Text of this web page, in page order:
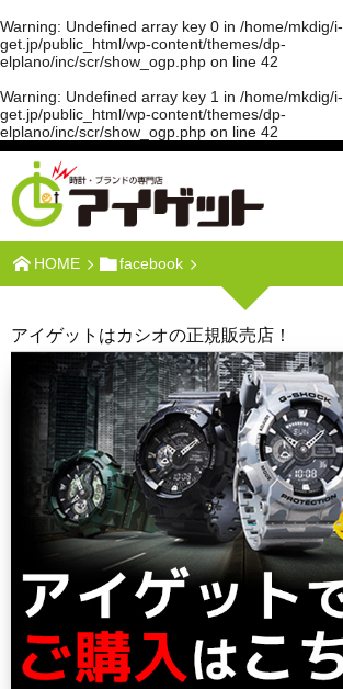
Warning: Undefined array key 0 in /home/mkdig/i-
get.jp/public_html/wp-content/themes/dp-
elplano/inc/scr/show_ogp.php on line 42
Warning: Undefined array key 1 in /home/mkdig/i-
get.jp/public_html/wp-content/themes/dp-
elplano/inc/scr/show_ogp.php on line 42
HOME facebook
アイゲットはカシオの正規販売店！